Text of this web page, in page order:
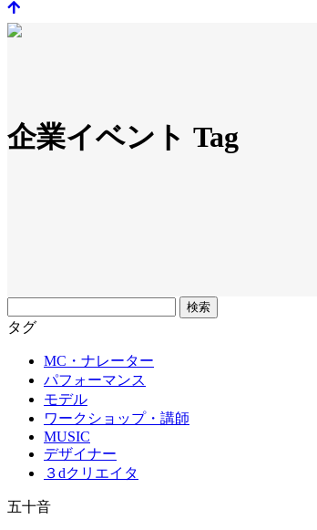
企業イベント Tag
リ
タグ
MC・ナレーター
パフォーマンス
モデル
ワークショップ・講師
MUSIC
デザイナー
３dクリエイタ
五十音